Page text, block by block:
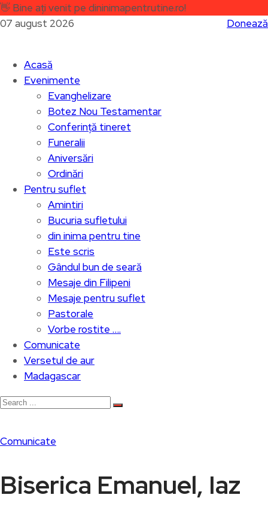
👋 Bine ați venit pe dininimapentrutine.ro!
07 august 2026
Donează
Acasă
Evenimente
Evanghelizare
Botez Nou Testamentar
Conferință tineret
Funeralii
Aniversări
Ordinări
Pentru suflet
Amintiri
Bucuria sufletului
din inima pentru tine
Este scris
Gândul bun de seară
Mesaje din Filipeni
Mesaje pentru suflet
Pastorale
Vorbe rostite ….
Comunicate
Versetul de aur
Madagascar
Comunicate
Biserica Emanuel, Iaz